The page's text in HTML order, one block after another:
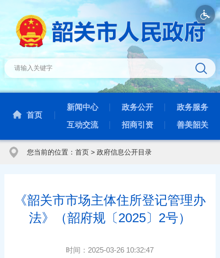
首页
新闻中心 政务公开 政务服务
互动交流 招商引资 善美韶关
您当前的位置： 首页> 政府信息公开目录
《韶关市市场主体住所登记管理办
法》（韶府规〔2025〕2号）
时间： 2025-03-26 10:32:47